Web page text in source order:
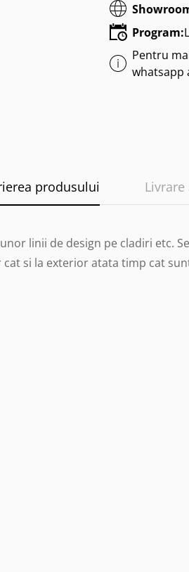
Program:
Pentru
whatsapp
produsului
linii de design pe cladiri etc.
si la exterior atata timp cat